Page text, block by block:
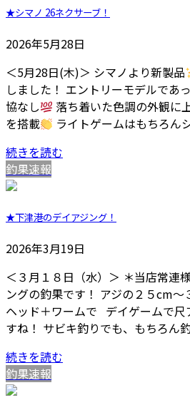
★シマノ 26ネクサーブ！
2026年5月28日
＜5月28日(木)＞ シマノより新製品
しました！ エントリーモデルであ
協なし
落ち着いた色調の外観に
を搭載
ライトゲームはもちろ
続きを読む
釣果速報
★下津港のデイアジング！
2026年3月19日
＜３月１８日（水）＞ ＊当店常連
ングの釣果です！ アジの２５cm
ヘッド＋ワームで デイゲームで尺
すね！ サビキ釣りでも、もちろん
続きを読む
釣果速報